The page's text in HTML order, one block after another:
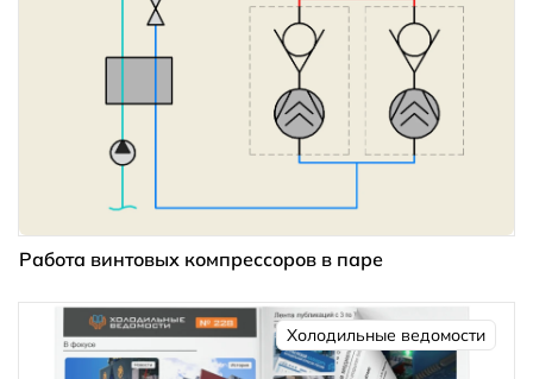
Работа винтовых компрессоров в паре
Холодильные ведомости